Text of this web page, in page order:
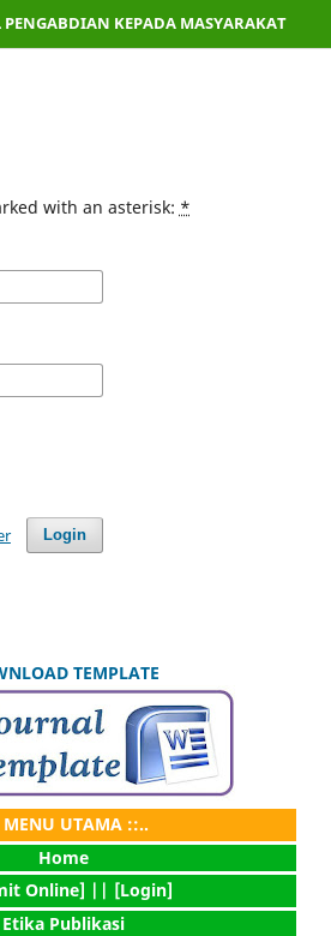
KEPADA MASYARAKAT
with an asterisk: *
Login
TEMPLATE
UTAMA ::..
Home
Online] | | [Login]
Etika Publikasi